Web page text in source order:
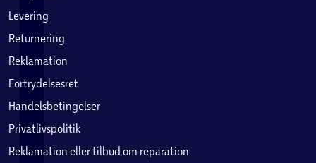
Levering
Returnering
Reklamation
Fortrydelsesret
Handelsbetingelser
Privatlivspolitik
Reklamation eller tilbud om reparation